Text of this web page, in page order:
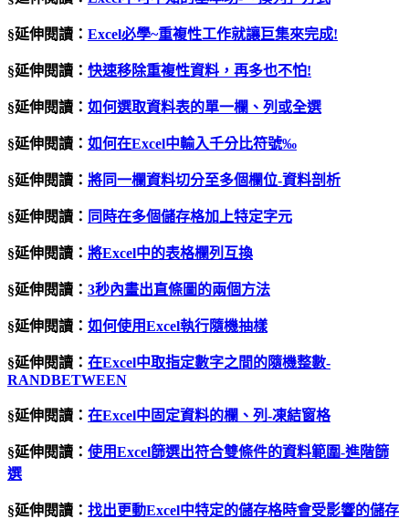
§延伸閱讀： Excel必學~重複性工作就讓巨集來完成!
§延伸閱讀： 快速移除重複性資料，再多也不怕!
§延伸閱讀： 如何選取資料表的單一欄、列或全選
§延伸閱讀： 如何在Excel中輸入千分比符號‰
§延伸閱讀： 將同一欄資料切分至多個欄位-資料剖析
§延伸閱讀： 同時在多個儲存格加上特定字元
§延伸閱讀： 將Excel中的表格欄列互換
§延伸閱讀： 3秒內畫出直條圖的兩個方法
§延伸閱讀： 如何使用Excel執行隨機抽樣
§延伸閱讀： 在Excel中取指定數字之間的隨機整數-
RANDBETWEEN
§延伸閱讀： 在Excel中固定資料的欄、列 -凍結窗格
§延伸閱讀： 使用Excel篩選出符合雙條件的資料範圍-進階篩
選
§延伸閱讀： 找出更動Excel中特定的儲存格時會受影響的儲存